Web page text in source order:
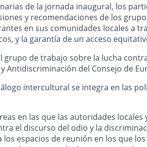
de la jornada inaugural, los
y recomendaciones de los
en sus comunidades locales a
y la garantía de un acceso
grupo de trabajo sobre la lucha
Antidiscriminación del Consejo de
intercultural se integra en las
en las que las autoridades
el discurso del odio y la
espacios de reunión en los que